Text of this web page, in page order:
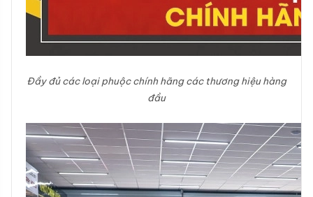
Đầy đủ các loại phuộc chính hãng các thương hiệu hàng
đầu